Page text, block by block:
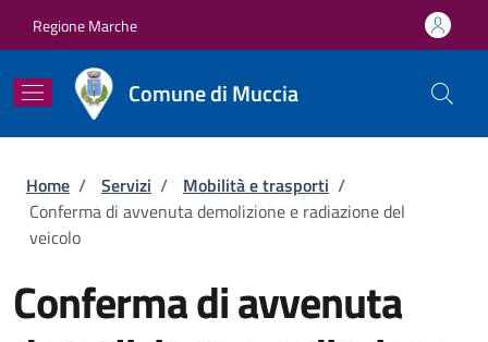
Regione Marche
Comune di Muccia
Briciole di pane
Home / Servizi / Mobilità e trasporti /
Conferma di avvenuta demolizione e radiazione del
veicolo
Conferma di avvenuta